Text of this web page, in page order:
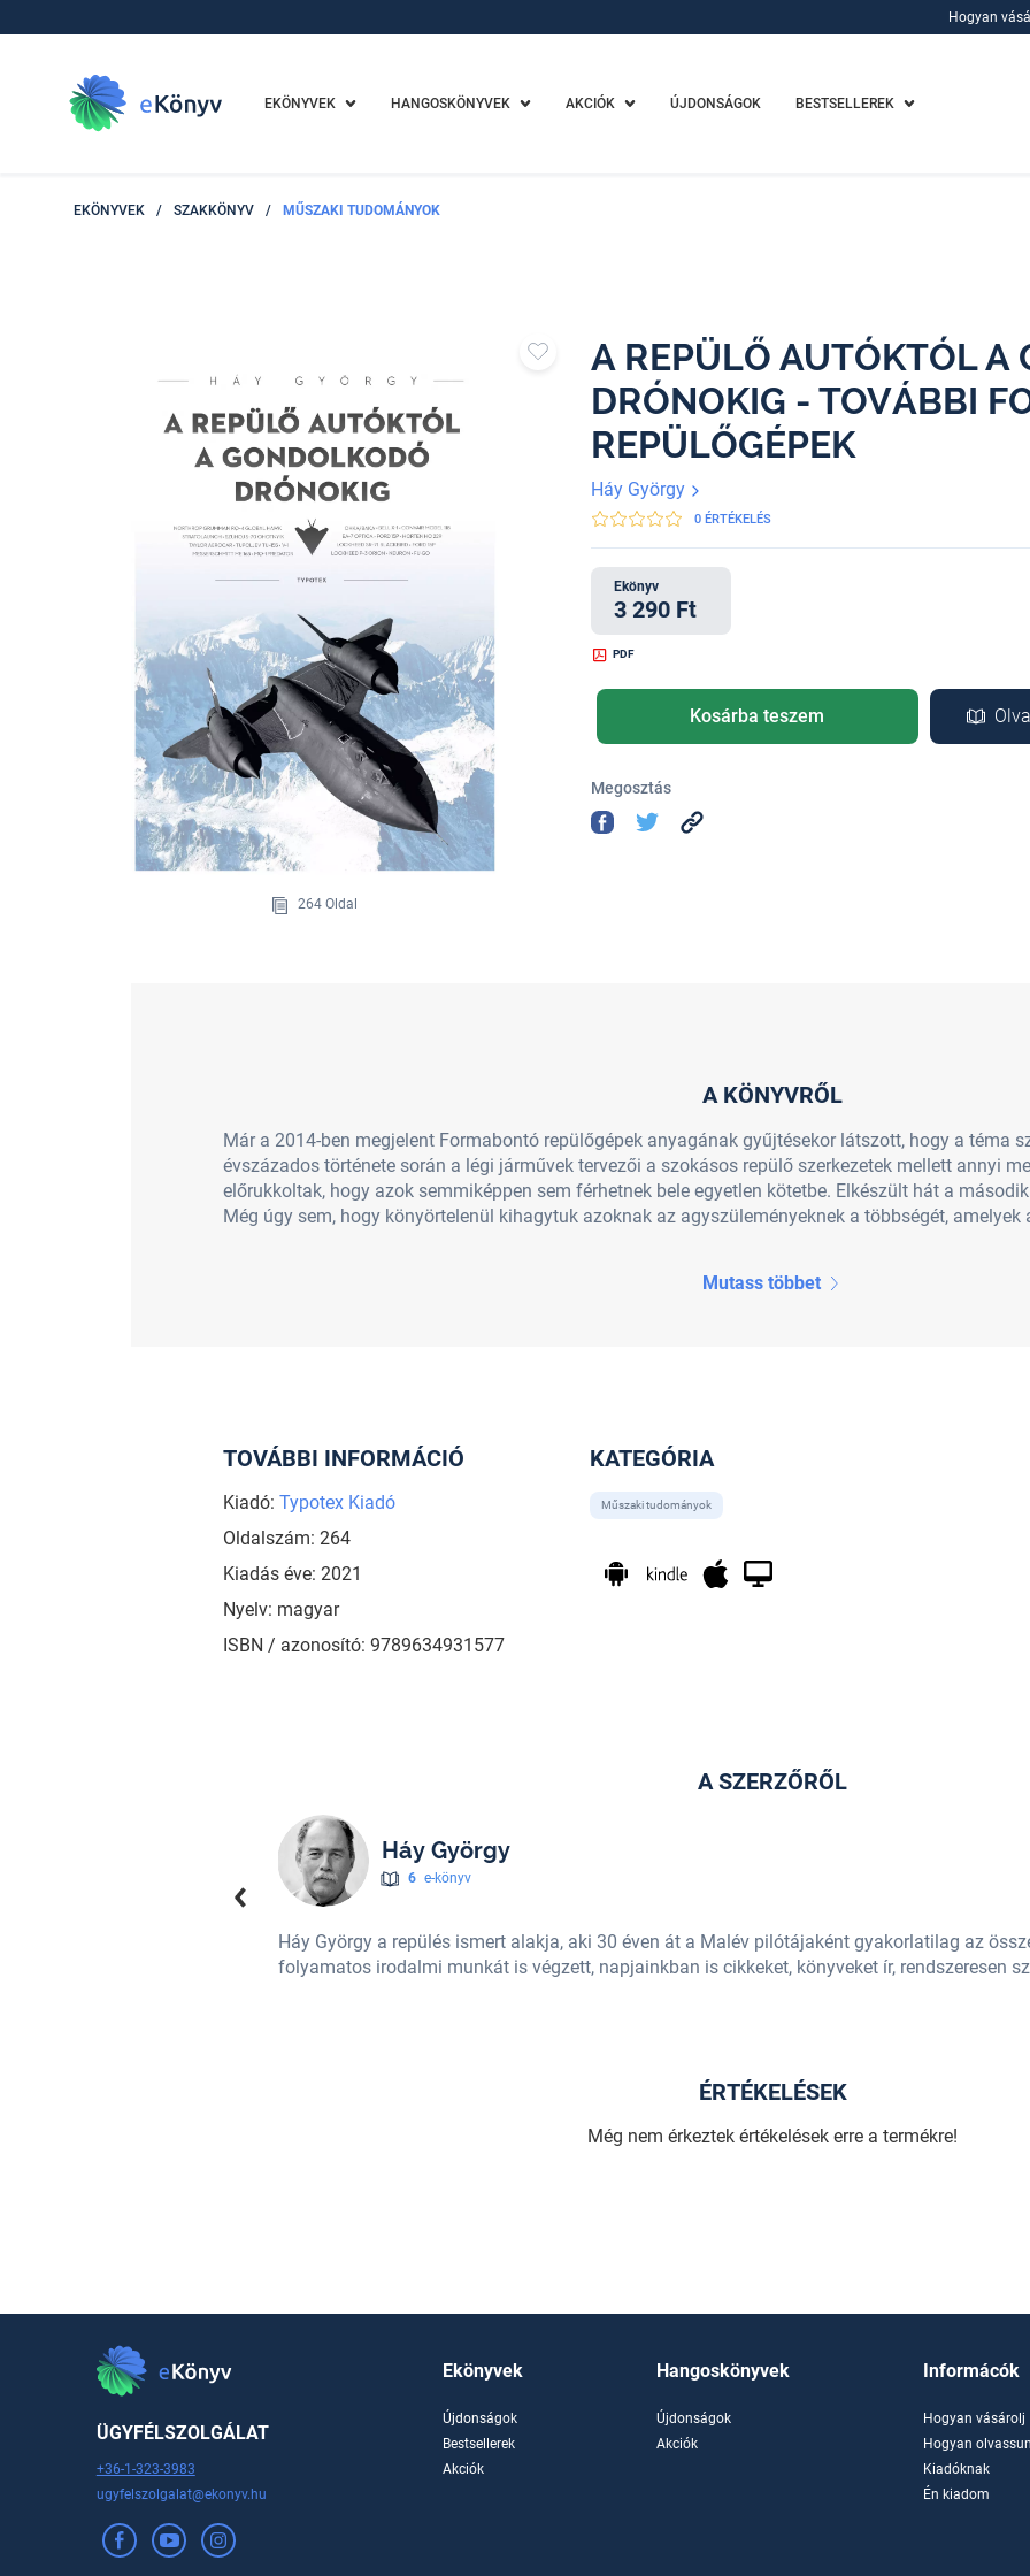
Hogyan
EKÖNYVEK HANGOSKÖNYVEK AKCIÓK ÚJDONSÁGOK BESTSELLEREK
EKÖNYVEK / SZAKKÖNYV / MŰSZAKI TUDOMÁNYOK
264 Oldal
A REPÜLŐ AUTÓKTÓL A
DRÓNOKIG - TOVÁBBI
REPÜLŐGÉPEK
Háy György
0 ÉRTÉKELÉS
Ekönyv
3 290 Ft
PDF
Kosárba teszem
Megosztás
A KÖNYVRŐL
Már a 2014-ben megjelent Formabontó repülőgépek anyagának gyűjtésekor látszott, hogy a téma
évszázados története során a légi járművek tervezői a szokásos repülő szerkezetek mellett annyi
előrukkoltak, hogy azok semmiképpen sem férhetnek bele egyetlen kötetbe. Elkészült hát a
Még úgy sem, hogy könyörtelenül kihagytuk azoknak az agyszüleményeknek a többségét, amelyek
Mutass többet
TOVÁBBI INFORMÁCIÓ
Kiadó: Typotex Kiadó
Oldalszám: 264
Kiadás éve: 2021
Nyelv: magyar
ISBN / azonosító: 9789634931577
KATEGÓRIA
Műszaki tudományok
A SZERZŐRŐL
Háy György
6 e-könyv
Háy György a repülés ismert alakja, aki 30 éven át a Malév pilótájaként gyakorlatilag az
folyamatos irodalmi munkát is végzett, napjainkban is cikkeket, könyveket ír, rendszeresen
ÉRTÉKELÉSEK
Még nem érkeztek értékelések erre a termékre!
ÜGYFÉLSZOLGÁLAT
+36-1-323-3983
ugyfelszolgalat@ekonyv.hu
Ekönyvek
Újdonságok
Bestsellerek
Akciók
Hangoskönyvek
Újdonságok
Akciók
Informácók
Hogyan vásárolj
Hogyan
Kiadóknak
Én kiadom